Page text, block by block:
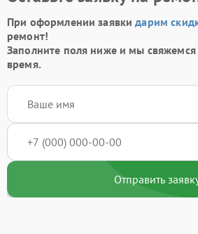
При оформлении заявкидарим
ремонт!
Заполните поля ниже и мы
время.
Отправить